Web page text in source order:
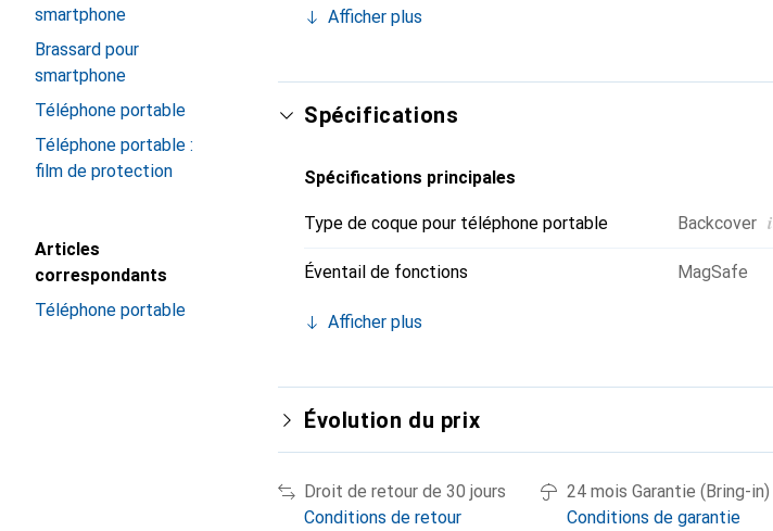
smartphone
Brassard pour
smartphone
Téléphone portable
Téléphone portable :
film de protection
Articles
correspondants
Téléphone portable
Noreve est un choix sûr pour une clientèle exigeante.
Afficher plus
Spécifications
Spécifications principales
Type de coque pour téléphone portable Backcover i
Éventail de fonctions MagSafe
Afficher plus
Évolution du prix
Droit de retour de 30 jours
Conditions de retour
24 mois Garantie (Bring-in)
Conditions de garantie